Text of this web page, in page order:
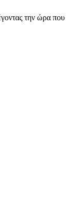
την ώρα που